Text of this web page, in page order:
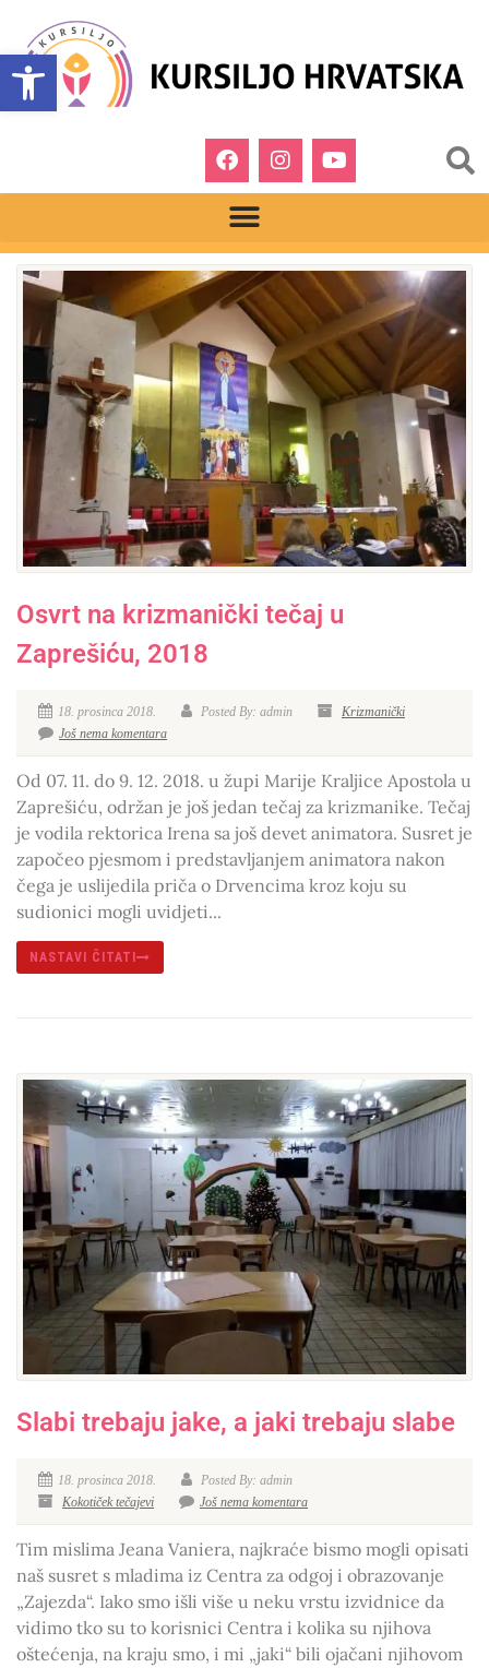
Open toolbar
Osvrt na krizmanički tečaj u
Zaprešiću, 2018
18. prosinca 2018. Posted By: admin
Krizmanički
Još nema komentara
Od 07. 11. do 9. 12. 2018. u župi Marije Kraljice Apostola u
Zaprešiću, održan je još jedan tečaj za krizmanike. Tečaj
je vodila rektorica Irena sa još devet animatora. Susret je
započeo pjesmom i predstavljanjem animatora nakon
čega je uslijedila priča o Drvencima kroz koju su
sudionici mogli uvidjeti...
NASTAVI ČITATI
Slabi trebaju jake, a jaki trebaju slabe
18. prosinca 2018.
Posted By: admin
Kokotiček tečajevi
Još nema komentara
Tim mislima Jeana Vaniera, najkraće bismo mogli opisati
naš susret s mladima iz Centra za odgoj i obrazovanje
„Zajezda“. Iako smo išli više u neku vrstu izvidnice da
vidimo tko su to korisnici Centra i kolika su njihova
oštećenja, na kraju smo, i mi „jaki“ bili ojačani njihovom